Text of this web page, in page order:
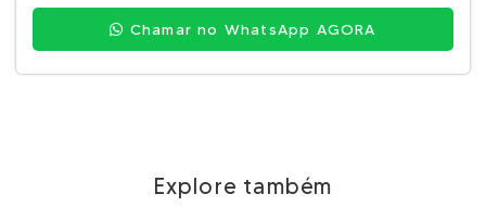
Chamar no WhatsApp AGORA
Explore também